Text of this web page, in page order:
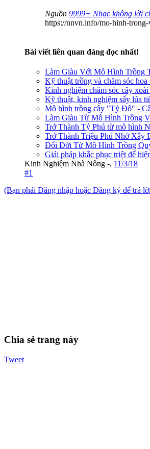
Nguồn 9999+ Nhạc không lời
https://nnvn.info/mo-hinh-trong-
Bài viết liên quan đáng đọc nhất!
Làm Giàu Với Mô Hình Trồng
Kỹ thuật trồng và chăm sóc
Kinh nghiệm chăm sóc cây
Kỹ thuật, kinh nghiệm sấy lúa
Mô hình trồng cây "Tỷ Đô" -
Làm Giàu Từ Mô Hình Trồng
Trở Thành Tỷ Phú từ mô hình
Trở Thành Triệu Phú Nhờ
Đổi Đời Từ Mô Hình Trồng
Giải pháp khắc phục triệt để
Kinh Nghiệm Nhà Nông -, 11/3/18
#1
(Bạn phải Đăng nhập hoặc Đăng ký để trả
Chia sẻ trang này
Tweet